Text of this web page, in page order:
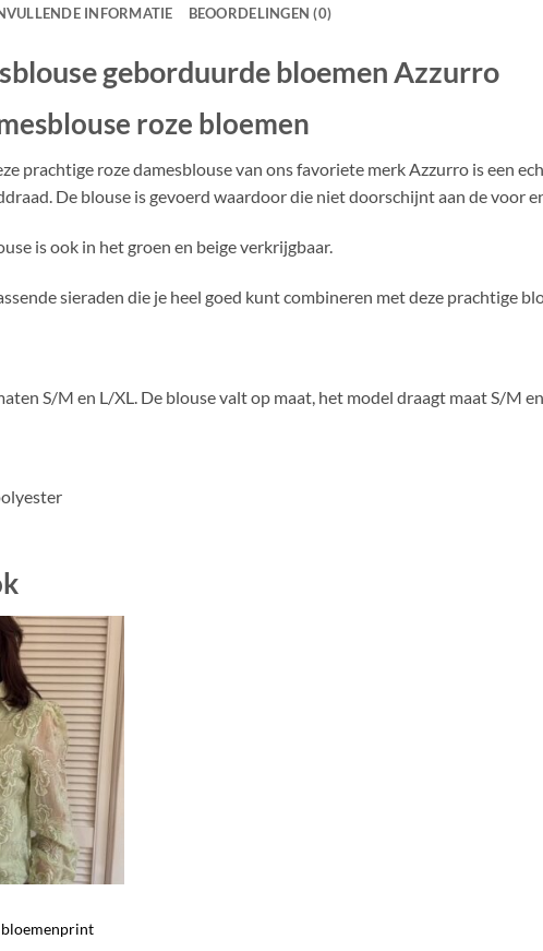
INFORMATIE BEOORDELINGEN (0)
geborduurde bloemen Azzurro
roze bloemen
prachtige roze damesblouse van ons favoriete merk Azzurro is een
De blouse is gevoerd waardoor die niet doorschijnt aan de voor
is ook in het groen en beige verkrijgbaar.
sieraden die je heel goed kunt combineren met deze prachtige
S/M en L/XL. De blouse valt op maat, het model draagt maat S/M
Toevoegen
aan
verlanglijst
bloemenprint